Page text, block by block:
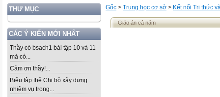
THƯ MỤC
CÁC Ý KIẾN MỚI NHẤT
Thầy có bsach1 bài tập 10 và 11
mà có...
Cảm ơn thầy!...
Biểu tập thể Chi bộ xây dựng
nhiệm vụ trọng...
Gốc > Trung học cơ sở > Kết nối Tri thức
Giáo án cả năm